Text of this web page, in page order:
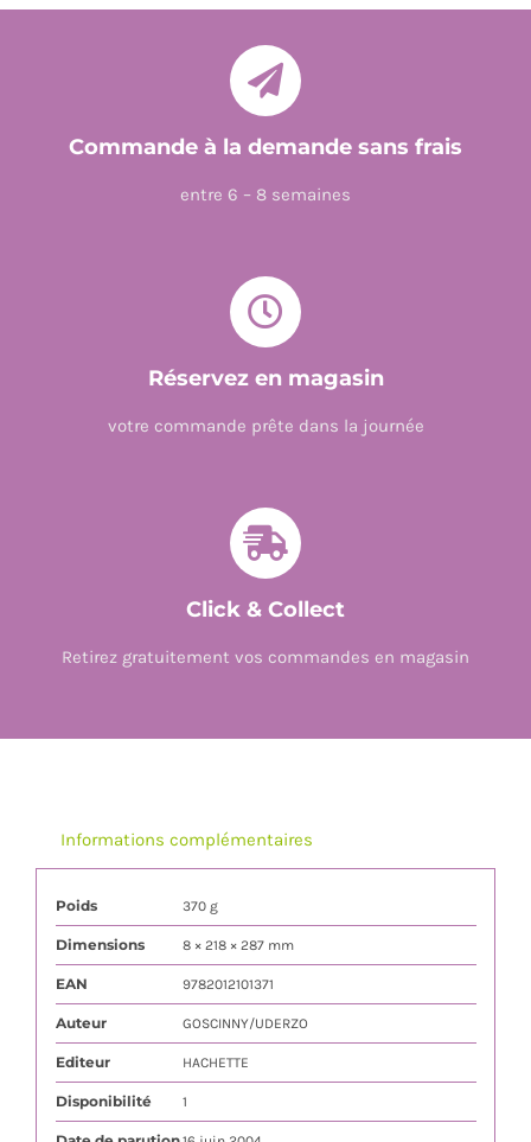
GAULE
D'ASTERIX
N
5
Commande à la demande sans frais
entre 6 – 8 semaines
Réservez en magasin
votre commande prête dans la journée
Click & Collect
Retirez gratuitement vos commandes en magasin
Informations complémentaires
Poids 370 g
Dimensions 8 × 218 × 287 mm
EAN 9782012101371
Auteur GOSCINNY/UDERZO
Editeur HACHETTE
Disponibilité 1